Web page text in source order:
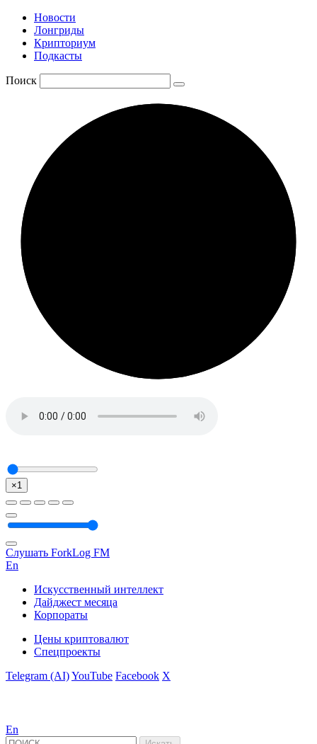
Новости
Лонгриды
Крипториум
Подкасты
Поиск
×1
Слушать ForkLog FM
En
Искусственный интеллект
Дайджест месяца
Корпораты
Цены криптовалют
Спецпроекты
Telegram (AI)YouTube Facebook X
En